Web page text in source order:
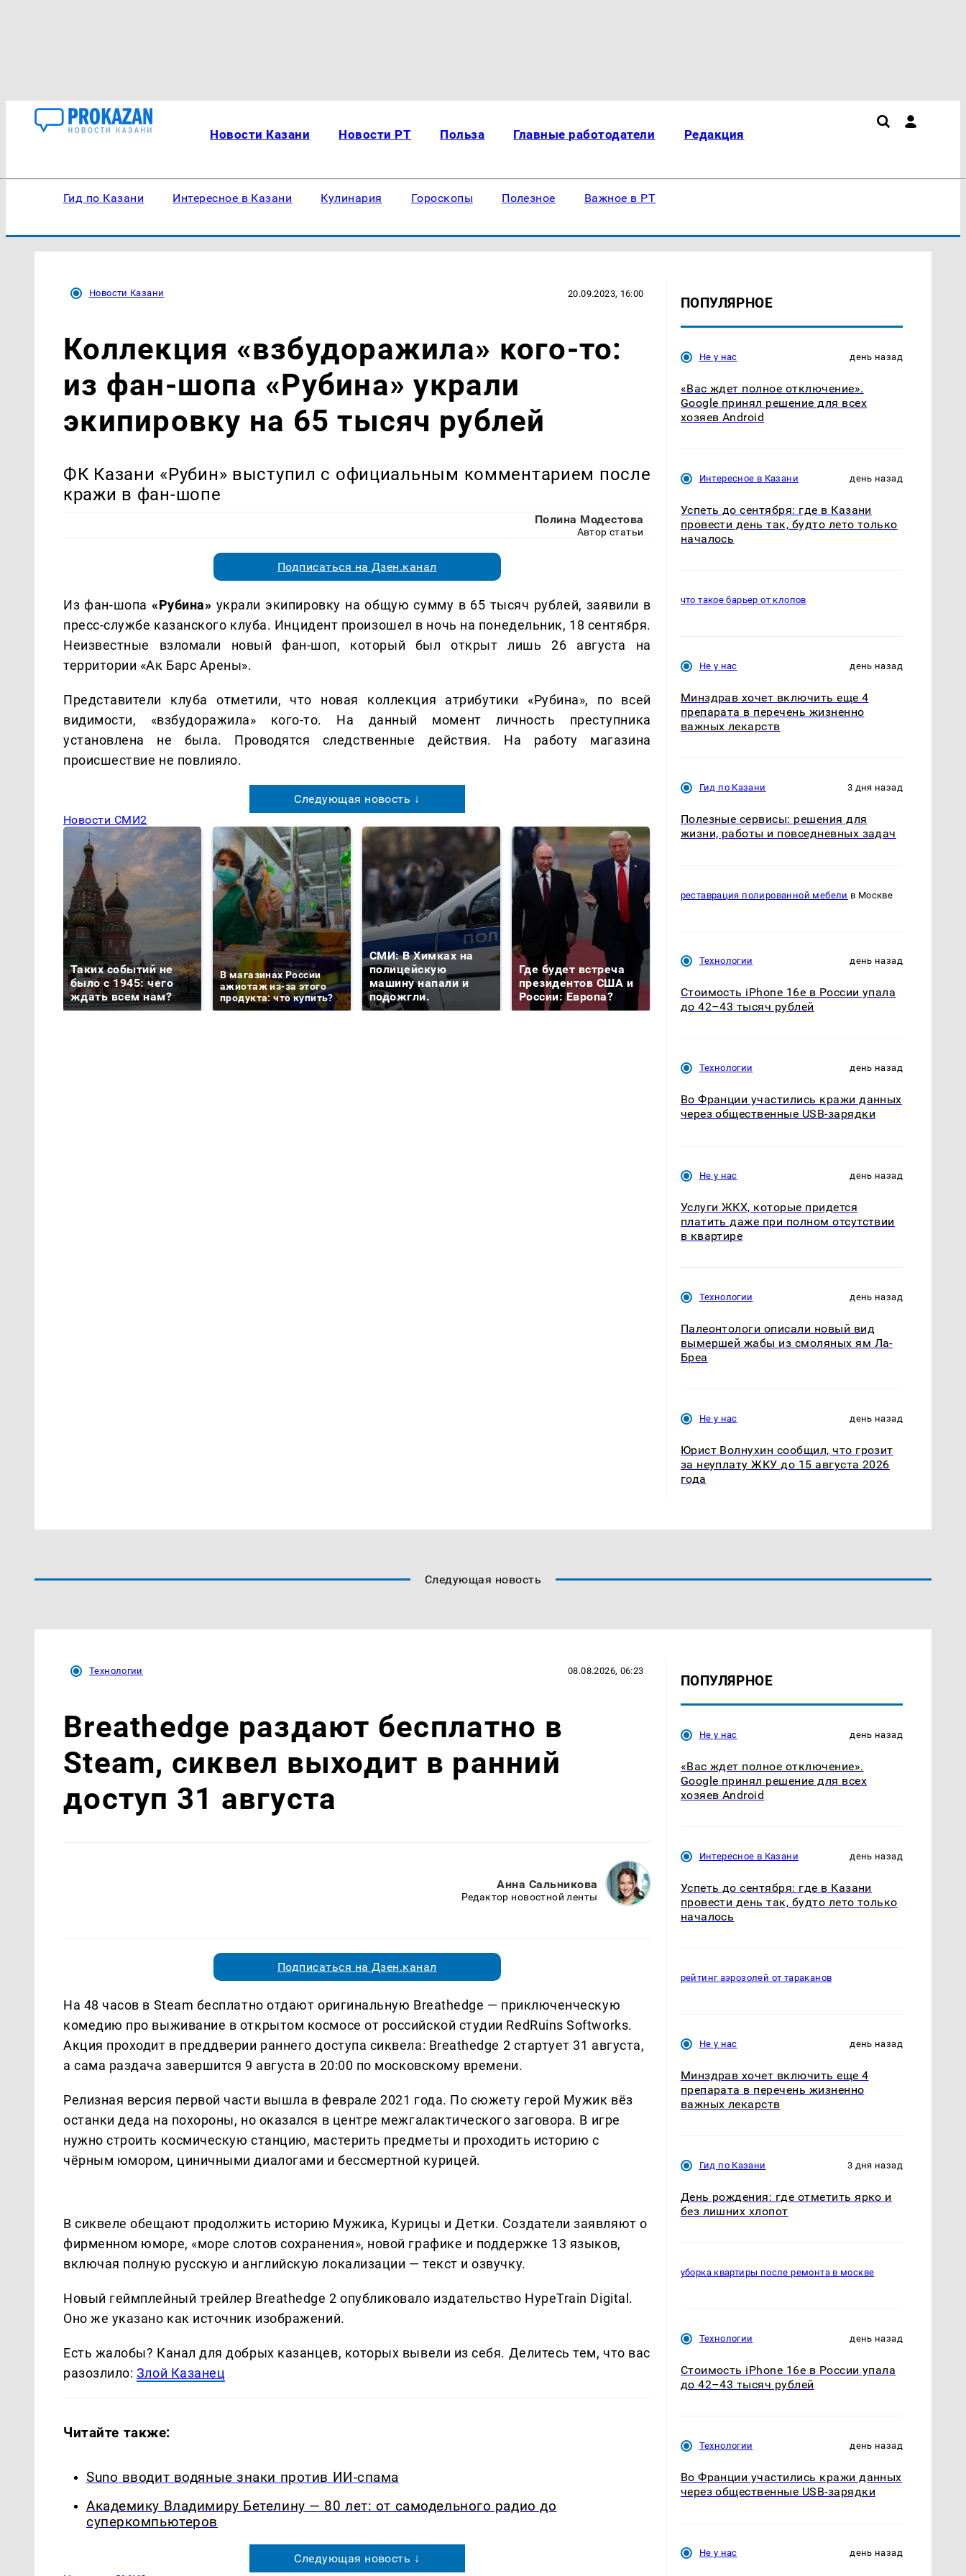
Новости Казани Новости РТ Польза Главные работодатели Редакция
Гид по Казани Интересное в Казани Кулинария Гороскопы Полезное Важное в РТ
Новости Казани 20.09.2023, 16:00
Коллекция «взбудоражила» кого-то:
из фан-шопа «Рубина» украли
экипировку на 65 тысяч рублей
ФК Казани «Рубин» выступил с официальным комментарием после
кражи в фан-шопе
Полина Модестова
Автор статьи
Подписаться на Дзен.канал
Из фан-шопа«Рубина» украли экипировку на общую сумму в 65 тысяч рублей, заявили в
пресс-службе казанского клуба. Инцидент произошел в ночь на понедельник, 18 сентября.
Неизвестные взломали новый фан-шоп, который был открыт лишь 26 августа на
территории «Ак Барс Арены».
Представители клуба отметили, что новая коллекция атрибутики «Рубина», по всей
видимости, «взбудоражила» кого-то. На данный момент личность преступника
установлена не была. Проводятся следственные действия. На работу магазина
происшествие не повлияло.
Следующая новость ↓
Новости СМИ2
Таких событий не
было с 1945: чего
ждать всем нам?
В магазинах России
ажиотаж из-за этого
продукта: что купить?
СМИ: В Химках на
полицейскую
машину напали и
подожгли.
Где будет встреча
президентов США и
России: Европа?
Такую зиму в России
так?!
На Урале из казны
миллионов рублей
ПОПУЛЯРНОЕ
Не у нас день назад
«Вас ждет полное отключение».
Google принял решение для всех
хозяев Android
Интересное в Казани день назад
Успеть до сентября: где в Казани
провести день так, будто лето только
началось
что такое барьер от клопов
Не у нас день назад
Минздрав хочет включить еще 4
препарата в перечень жизненно
важных лекарств
Гид по Казани 3 дня назад
Полезные сервисы: решения для
жизни, работы и повседневных задач
реставрация полированной мебели в Москве
Технологии день назад
Стоимость iPhone 16e в России упала
до 42–43 тысяч рублей
Технологии день назад
Во Франции участились кражи данных
через общественные USB-зарядки
Не у нас день назад
Услуги ЖКХ, которые придется
платить даже при полном отсутствии
в квартире
Технологии день назад
Палеонтологи описали новый вид
вымершей жабы из смоляных ям Ла-
Бреа
Не у нас день назад
Юрист Волнухин сообщил, что грозит
за неуплату ЖКУ до 15 августа 2026
года
Следующая новость
Технологии 08.08.2026, 06:23
Breathedge раздают бесплатно в
Steam, сиквел выходит в ранний
доступ 31 августа
Анна Сальникова
Редактор новостной ленты
Подписаться на Дзен.канал
На 48 часов в Steam бесплатно отдают оригинальную Breathedge — приключенческую
комедию про выживание в открытом космосе от российской студии RedRuins Softworks.
Акция проходит в преддверии раннего доступа сиквела: Breathedge 2 стартует 31 августа,
а сама раздача завершится 9 августа в 20:00 по московскому времени.
Релизная версия первой части вышла в феврале 2021 года. По сюжету герой Мужик вёз
останки деда на похороны, но оказался в центре межгалактического заговора. В игре
нужно строить космическую станцию, мастерить предметы и проходить историю с
чёрным юмором, циничными диалогами и бессмертной курицей.
В сиквеле обещают продолжить историю Мужика, Курицы и Детки. Создатели заявляют о
фирменном юморе, «море слотов сохранения», новой графике и поддержке 13 языков,
включая полную русскую и английскую локализации — текст и озвучку.
Новый геймплейный трейлер Breathedge 2 опубликовало издательство HypeTrain Digital.
Оно же указано как источник изображений.
Есть жалобы? Канал для добрых казанцев, которых вывели из себя. Делитеcь тем, что вас
разозлило: Злой Казанец
Читайте также:
Suno вводит водяные знаки против ИИ-спама
Академику Владимиру Бетелину — 80 лет: от самодельного радио до
суперкомпьютеров
Следующая новость ↓
ПОПУЛЯРНОЕ
Не у нас день назад
«Вас ждет полное отключение».
Google принял решение для всех
хозяев Android
Интересное в Казани день назад
Успеть до сентября: где в Казани
провести день так, будто лето только
началось
рейтинг аэрозолей от тараканов
Не у нас день назад
Минздрав хочет включить еще 4
препарата в перечень жизненно
важных лекарств
Гид по Казани 3 дня назад
День рождения: где отметить ярко и
без лишних хлопот
уборка квартиры после ремонта в москве
Технологии день назад
Стоимость iPhone 16e в России упала
до 42–43 тысяч рублей
Технологии день назад
Во Франции участились кражи данных
через общественные USB-зарядки
Не у нас день назад